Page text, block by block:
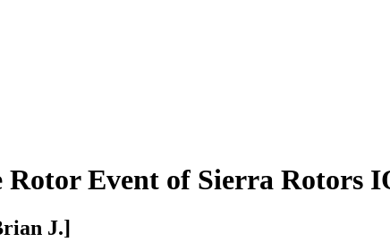
Rotor Event of Sierra Rotors
J.]